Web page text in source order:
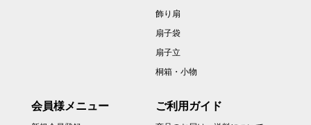
飾り扇
扇子袋
扇子立
桐箱・小物
会員様メニュー ご利用ガイド